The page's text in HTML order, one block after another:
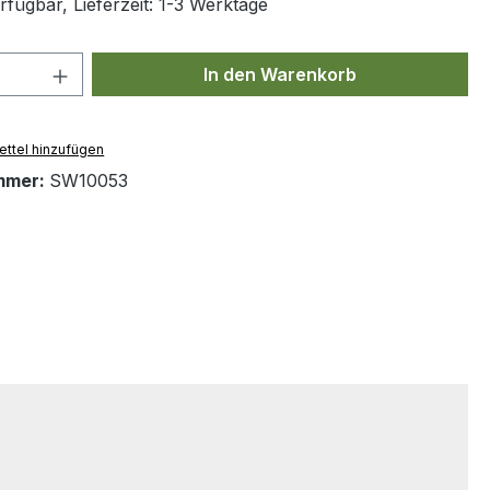
Lieferzeit: 1-3 Werktage
Anzahl: Gib den gewünschten Wert
In den Warenkorb
hinzufügen
SW10053